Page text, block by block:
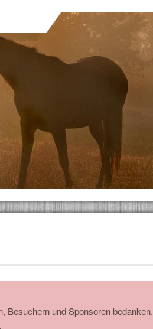
Besuchern und Sponsoren bedanken.